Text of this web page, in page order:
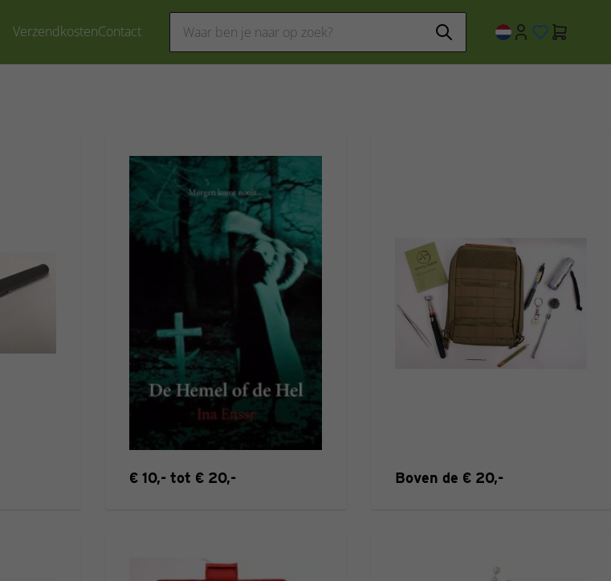
VerzendkostenContact
€ 10,- tot € 20,- Boven de € 20,-